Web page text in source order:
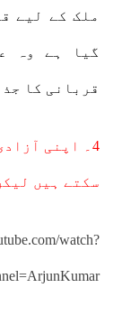
ملک کے لیے
گیا ہے وہ
قربانی کا
4۔ اپنی
سکتے ہیں
watch?